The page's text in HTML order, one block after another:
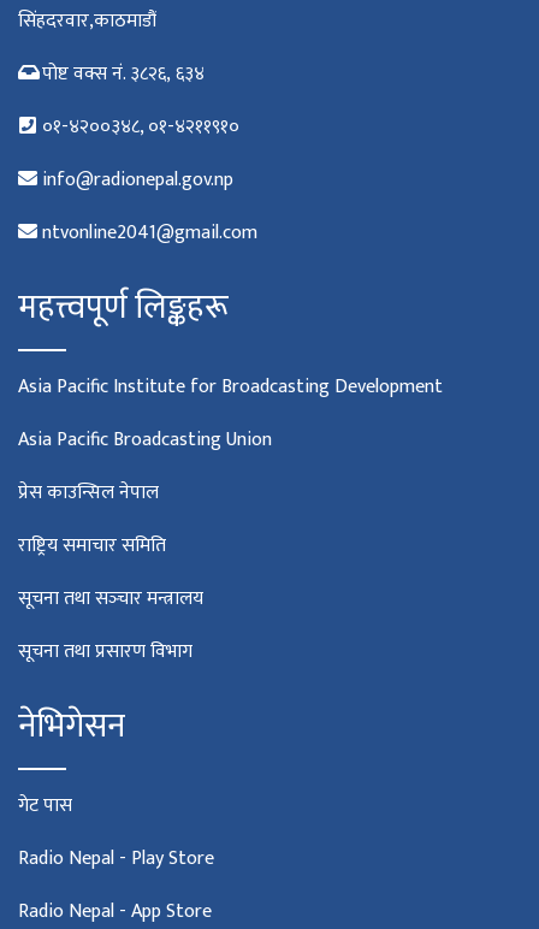
सिंहदरवार,काठमाडौं
पोष्ट वक्स नं. ३८२६, ६३४
०१-४२००३४८, ०१-४२११९१०
info@radionepal.gov.np
ntvonline2041@gmail.com
महत्त्वपूर्ण लिङ्कहरू
Asia Pacific Institute for Broadcasting Development
Asia Pacific Broadcasting Union
प्रेस काउन्सिल नेपाल
राष्ट्रिय समाचार समिति
सूचना तथा सञ्‍चार मन्त्रालय
सूचना तथा प्रसारण विभाग
नेभिगेसन
गेट पास
Radio Nepal - Play Store
Radio Nepal - App Store